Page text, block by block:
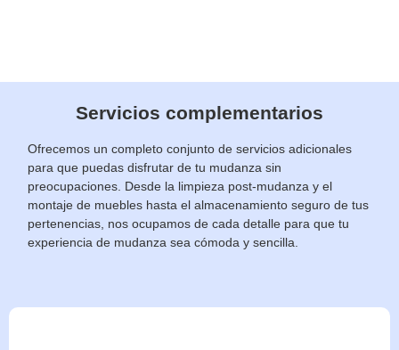
Servicios complementarios
Ofrecemos un completo conjunto de servicios adicionales
para que puedas disfrutar de tu mudanza sin
preocupaciones. Desde la limpieza post-mudanza y el
montaje de muebles hasta el almacenamiento seguro de tus
pertenencias, nos ocupamos de cada detalle para que tu
experiencia de mudanza sea cómoda y sencilla.